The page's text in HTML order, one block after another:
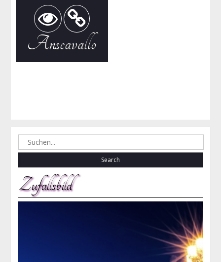
Anscavallo
Search
for:
Zufallsbild